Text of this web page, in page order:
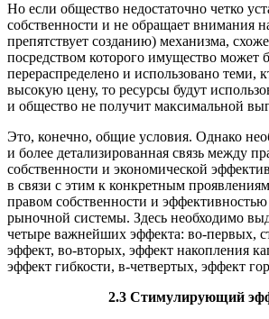
Но если общество недостаточно четко
собственности и не обращает внимания
препятствует созданию) механизма,
посредством которого имущество может
перераспределено и использовано теми,
высокую цену, то ресурсы будут
и общество не получит максимальной
Это, конечно, общие условия. Однако
и более детализированная связь между
собственности и экономической
в связи с этим к конкретным
правом собственности и
рыночной системы. Здесь необходимо
четыре важнейших эффекта: во-первых,
эффект, во-вторых, эффект накопления
эффект гибкости, в-четвертых, эффект
2.3 Стимулирующий